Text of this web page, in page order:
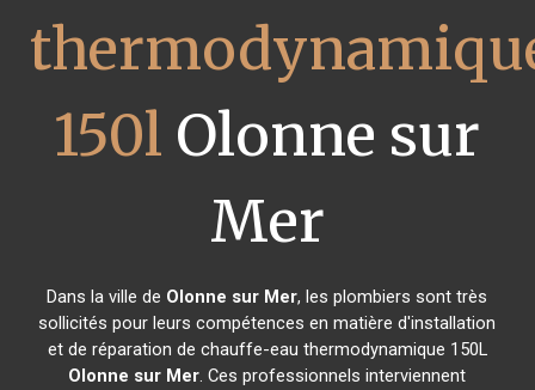
150l Olonne sur
Mer
Dans la ville de Olonne sur Mer, les plombiers sont très
sollicités pour leurs compétences en matière d'installation
et de réparation de chauffe-eau thermodynamique 150L
Olonne sur Mer. Ces professionnels interviennent